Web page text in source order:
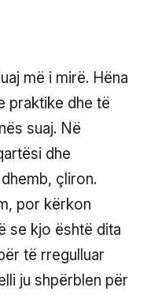
më i mirë. Hëna
praktike dhe të
suaj. Në
dhe
çliron.
por kërkon
se kjo është dita
të rregulluar
ju shpërblen për